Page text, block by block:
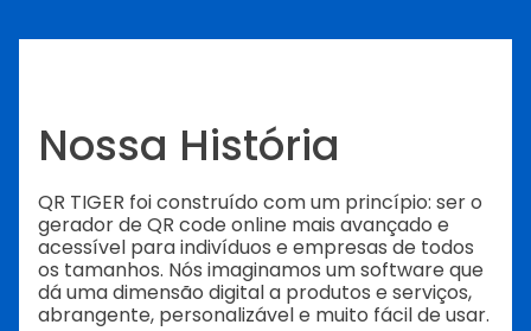
Nossa História
QR TIGER foi construído com um princípio: ser o
gerador de QR code online mais avançado e
acessível para indivíduos e empresas de todos
os tamanhos. Nós imaginamos um software que
dá uma dimensão digital a produtos e serviços,
abrangente, personalizável e muito fácil de usar.